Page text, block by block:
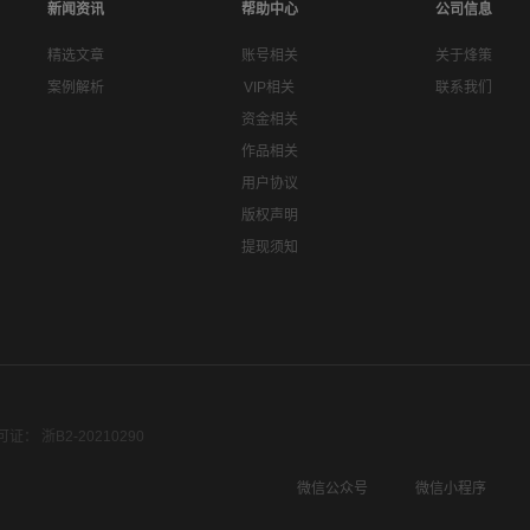
新闻资讯
精选文章
案例解析
帮助中心
账号相关
VIP相关
资金相关
作品相关
用户协议
版权声明
提现须知
公司信息
关于烽策
联系我们
证： 浙B2-20210290
微信公众号
微信小程序